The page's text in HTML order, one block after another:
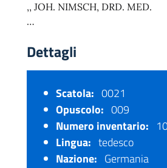
,, JOH. NIMSCH, DRD. MED.
…
Dettagli
Scatola: 0021
Opuscolo: 009
Numero inventario:
Lingua: tedesco
Nazione: Germania